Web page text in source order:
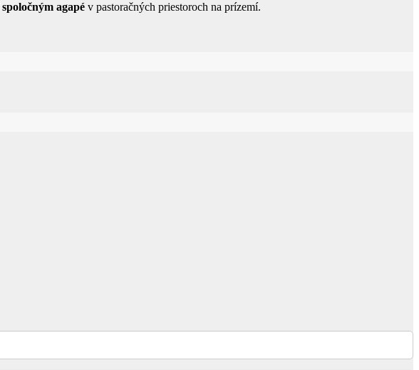
spoločným agapé v pastoračných priestoroch na prízemí.